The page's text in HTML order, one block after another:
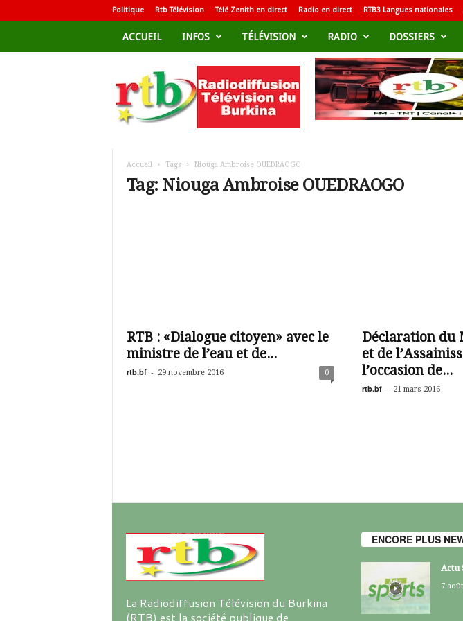
Politique Rtb Télévision Télé Zenith en direct Radio en direct RTB3 Langues nationales
ACCUEIL INFOS TÉLÉVISION RADIO DOSSIERS
d
i
i
Accueil Tags Niouga Ambroise OUEDRAOGO
Tag: Niouga Ambroise OUEDRAOGO
RTB : «Dialogue citoyen» avec le
ministre de l’eau et de...
rtb.bf - 29 novembre 2016 0
Déclaration du
et de
l’occasion de...
rtb.bf - 21 mars 2016
La Radiodiffusion Télévision du Burkina
(RTB) est la société publique de
ENCORE PLUS
Actu
7